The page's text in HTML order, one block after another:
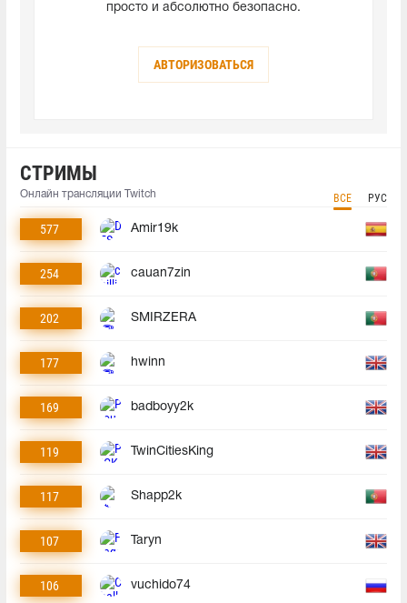
просто и абсолютно безопасно.
АВТОРИЗОВАТЬСЯ
СТРИМЫ
Онлайн трансляции Twitch ВСЕ РУС
577 Amir19k
254 cauan7zin
202 SMIRZERA
177 hwinn
169 badboyy2k
119 TwinCitiesKing
117 Shapp2k
107 Taryn
106 vuchido74